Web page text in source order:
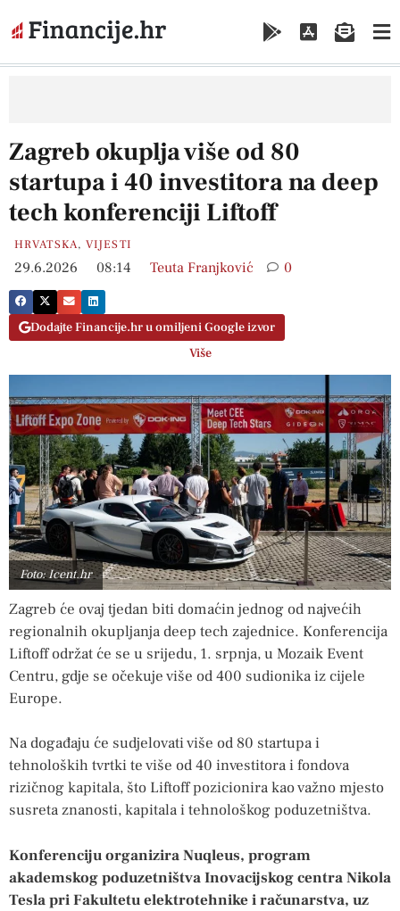
Zagreb okuplja više od 80
startupa i 40 investitora na deep
tech konferenciji Liftoff
HRVATSKA,VIJESTI
29.6.2026 08:14 Teuta Franjković 0
Dodajte Financije.hr u omiljeni Google izvor
Više
Foto: Icent.hr
Zagreb će ovaj tjedan biti domaćin jednog od najvećih
regionalnih okupljanja deep tech zajednice. Konferencija
Liftoff održat će se u srijedu, 1. srpnja, u Mozaik Event
Centru, gdje se očekuje više od 400 sudionika iz cijele
Europe.
Na događaju će sudjelovati više od 80 startupa i
tehnoloških tvrtki te više od 40 investitora i fondova
rizičnog kapitala, što Liftoff pozicionira kao važno mjesto
susreta znanosti, kapitala i tehnološkog poduzetništva.
Konferenciju organizira Nuqleus, program
akademskog poduzetništva Inovacijskog centra Nikola
Tesla pri Fakultetu elektrotehnike i računarstva, uz